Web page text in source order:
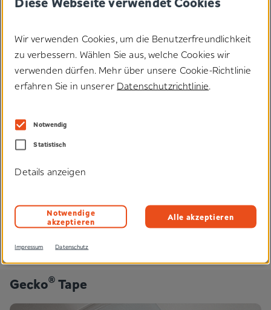
Klettostar®Flausch R PA gibt: eine besonders flauschig-weiche
Variante unseres Klassikers, zum Beispiel für den medizinischen
Gecko® Tape
Wir verwenden Cookies, um die Benutzerfreundlichkeit
zu verbessern. Wählen Sie aus, welche Cookies wir
verwenden dürfen. Mehr über unsere Cookie-Richtlinie
erfahren Sie in unserer Datenschutzrichtlinie.
Notwendig
Statistisch
Details anzeigen
Notwendige
akzeptieren Alle akzeptieren
Impressum Datenschutz